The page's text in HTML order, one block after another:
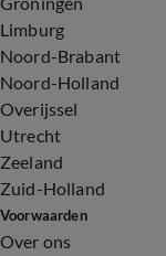
Limburg
Noord-Brabant
Noord-Holland
Overijssel
Utrecht
Zeeland
Zuid-Holland
Voorwaarden
Over ons